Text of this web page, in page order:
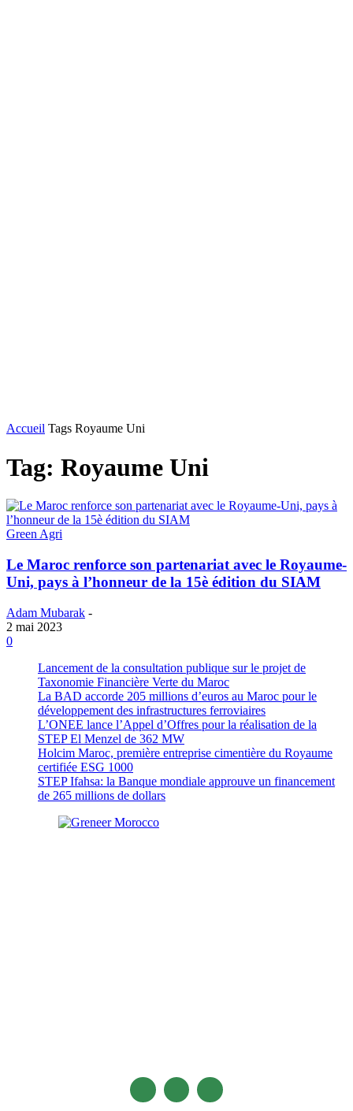
Accueil Tags Royaume Uni
Tag: Royaume Uni
Green Agri
Le Maroc renforce son partenariat avec le Royaume-
Uni, pays à l’honneur de la 15è édition du SIAM
Adam Mubarak -
2 mai 2023
0
Lancement de la consultation publique sur le projet de
Taxonomie Financière Verte du Maroc
La BAD accorde 205 millions d’euros au Maroc pour le
développement des infrastructures ferroviaires
L’ONEE lance l’Appel d’Offres pour la réalisation de la
STEP El Menzel de 362 MW
Holcim Maroc, première entreprise cimentière du Royaume
certifiée ESG 1000
STEP Ifahsa: la Banque mondiale approuve un financement
de 265 millions de dollars